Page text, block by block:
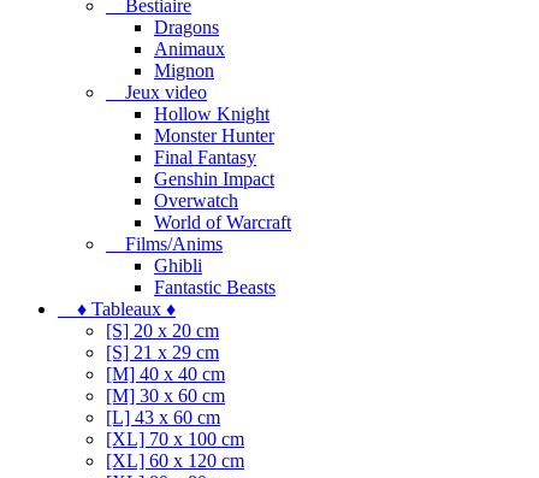
Bestiaire
Dragons
Animaux
Mignon
Jeux video
Hollow Knight
Monster Hunter
Final Fantasy
Genshin Impact
Overwatch
World of Warcraft
Films/Anims
Ghibli
Fantastic Beasts
♦ Tableaux ♦
[S] 20 x 20 cm
[S] 21 x 29 cm
[M] 40 x 40 cm
[M] 30 x 60 cm
[L] 43 x 60 cm
[XL] 70 x 100 cm
[XL] 60 x 120 cm